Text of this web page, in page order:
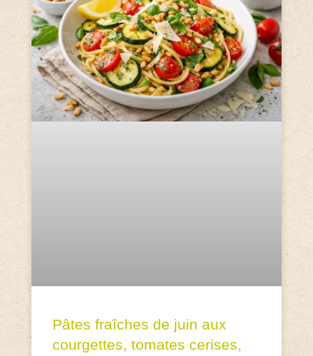
Pâtes fraîches de juin aux
courgettes, tomates cerises,